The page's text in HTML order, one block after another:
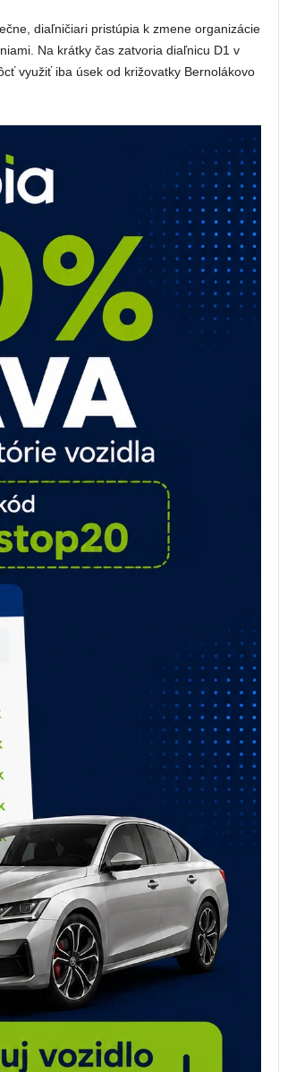
diaľničiari pristúpia k zmene organizácie
Na krátky čas zatvoria diaľnicu D1 v
využiť iba úsek od križovatky Bernolákovo